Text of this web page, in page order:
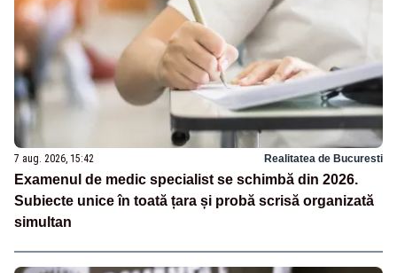
7 aug. 2026, 15:42 Realitatea de Bucuresti
Examenul de medic specialist se schimbă din 2026.
Subiecte unice în toată țara și probă scrisă organizată
simultan